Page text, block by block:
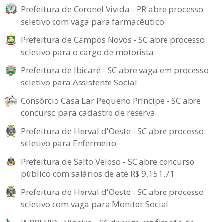
Prefeitura de Coronel Vivida - PR abre processo
seletivo com vaga para farmacêutico
Prefeitura de Campos Novos - SC abre processo
seletivo para o cargo de motorista
Prefeitura de Ibicaré - SC abre vaga em processo
seletivo para Assistente Social
Consórcio Casa Lar Pequeno Príncipe - SC abre
concurso para cadastro de reserva
Prefeitura de Herval d'Oeste - SC abre processo
seletivo para Enfermeiro
Prefeitura de Salto Veloso - SC abre concurso
público com salários de até R$ 9.151,71
Prefeitura de Herval d'Oeste - SC abre processo
seletivo com vaga para Monitor Social